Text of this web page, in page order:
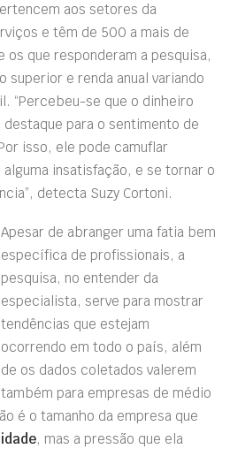
aos setores da
e têm de 500 a mais de
os que responderam a pesquisa,
superior e renda anual variando
“Percebeu-se que o dinheiro
para o sentimento de
isso, ele pode camuflar
insatisfação, e se tornar o
detecta Suzy Cortoni.
Apesar de abranger uma fatia bem
específica de profissionais, a
pesquisa, no entender da
especialista, serve para mostrar
tendências que estejam
ocorrendo em todo o país, além
de os dados coletados valerem
também para empresas de médio
é o tamanho da empresa que
, mas a pressão que ela